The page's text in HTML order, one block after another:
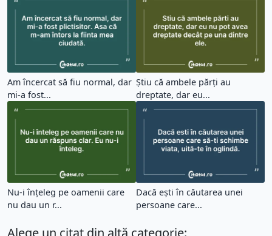
Am încercat să fiu normal, dar
mi-a fost...
Știu că ambele părți au
dreptate, dar eu...
Nu-i înțeleg pe oamenii care
nu dau un r...
Dacă ești în căutarea unei
persoane care...
Alege un citat din altă categorie: